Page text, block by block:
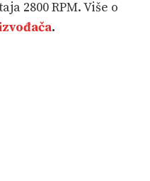
2800 RPM. Više o
.